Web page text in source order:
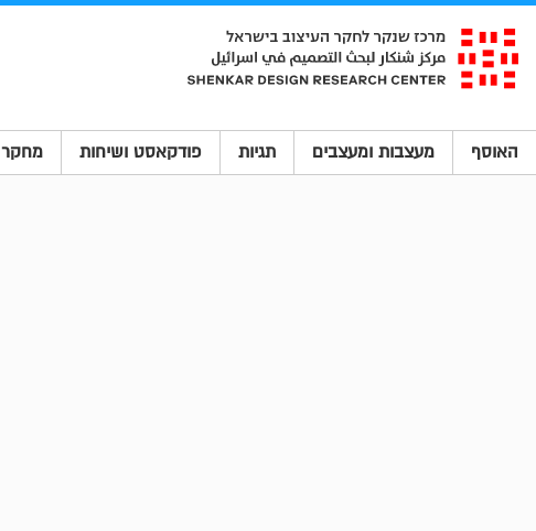
האוסף מעצבות ומעצבים תגיות פודקאסט ושיחות מחקר